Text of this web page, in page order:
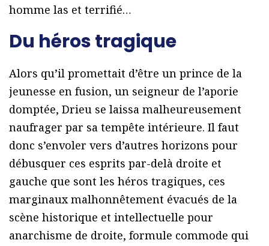
homme las et terrifié…
Du héros tragique
Alors qu’il promettait d’être un prince de la
jeunesse en fusion, un seigneur de l’aporie
domptée, Drieu se laissa malheureusement
naufrager par sa tempête intérieure. Il faut
donc s’envoler vers d’autres horizons pour
débusquer ces esprits par-delà droite et
gauche que sont les héros tragiques, ces
marginaux malhonnêtement évacués de la
scène historique et intellectuelle pour
anarchisme de droite, formule commode qui